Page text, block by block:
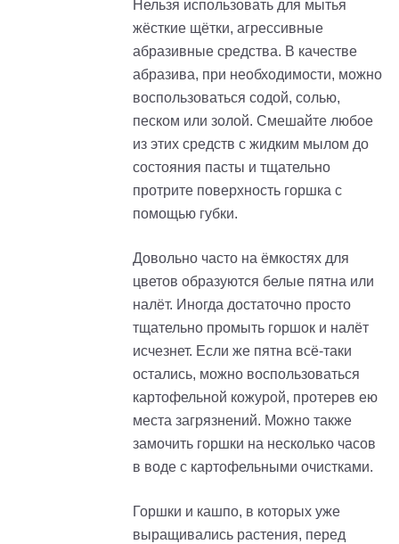
Нельзя использовать для мытья
жёсткие щётки, агрессивные
абразивные средства. В качестве
абразива, при необходимости, можно
воспользоваться содой, солью,
песком или золой. Смешайте любое
из этих средств с жидким мылом до
состояния пасты и тщательно
протрите поверхность горшка с
помощью губки.
Довольно часто на ёмкостях для
цветов образуются белые пятна или
налёт. Иногда достаточно просто
тщательно промыть горшок и налёт
исчезнет. Если же пятна всё-таки
остались, можно воспользоваться
картофельной кожурой, протерев ею
места загрязнений. Можно также
замочить горшки на несколько часов
в воде с картофельными очистками.
Горшки и кашпо, в которых уже
выращивались растения, перед